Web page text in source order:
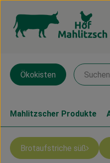
Ökokisten
Mahlitzscher Produkte
Brotaufstriche süß